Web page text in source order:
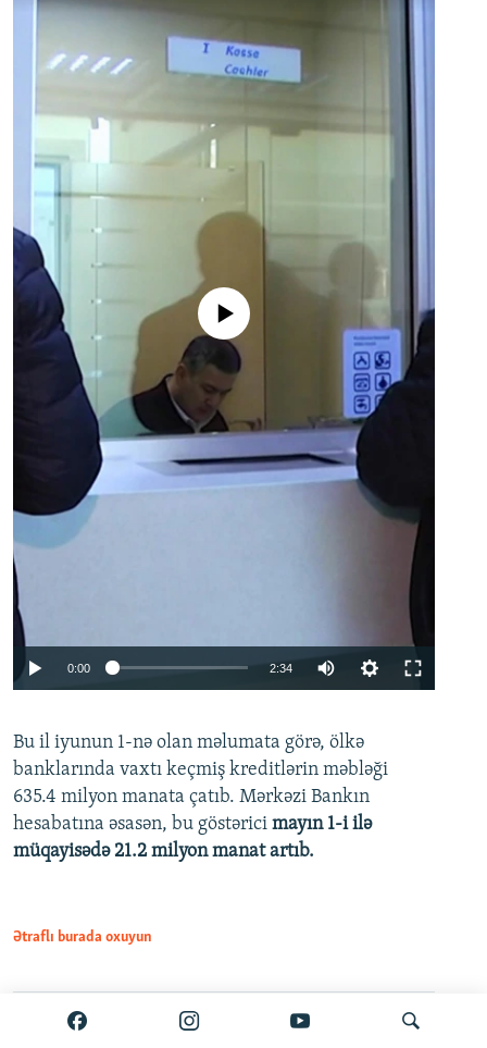
No media source currently available
0:00 2:34
360p
480p
720p
Bu il iyunun 1-nə olan məlumata görə, ölkə
banklarında vaxtı keçmiş kreditlərin məbləği
635.4 milyon manata çatıb. Mərkəzi Bankın
hesabatına əsasən, bu göstərici mayın 1-i ilə
müqayisədə 21.2 milyon manat artıb.
Ətraflı burada oxuyun